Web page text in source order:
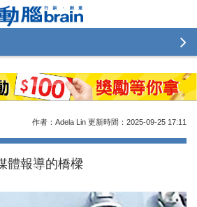
作者：Adela Lin 更新時間：2025-09-25 17:11
體報導的橋樑
獻獎 啟動徵件！期許參賽作品
獻獎得獎名單揭曉，近400位行